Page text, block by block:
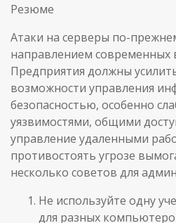
Резюме
Атаки на серверы по-
направлением современных
Предприятия должны
возможности управления
безопасностью, особенно
уязвимостями, общими
управление удаленными
противостоять угрозе
несколько советов для
Не используйте одну
для разных